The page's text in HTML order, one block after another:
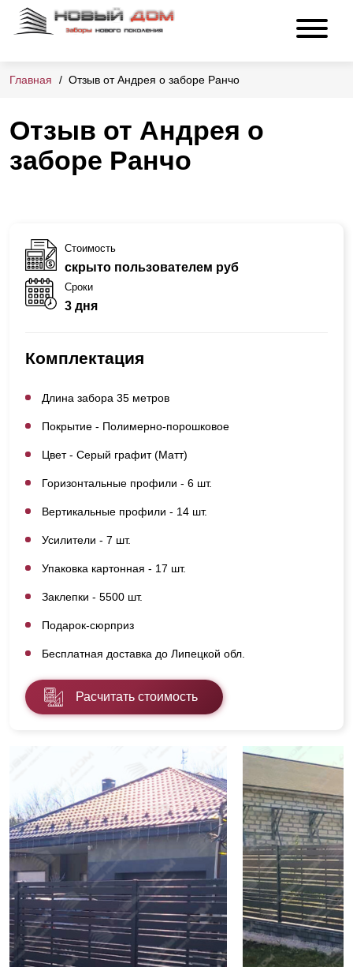
Главная Отзыв от Андрея о заборе Ранчо
Отзыв от Андрея о
заборе Ранчо
Стоимость
скрыто пользователем руб
Сроки
3 дня
Комплектация
Длина забора 35 метров
Покрытие - Полимерно-порошковое
Цвет - Серый графит (Матт)
Горизонтальные профили - 6 шт.
Вертикальные профили - 14 шт.
Усилители - 7 шт.
Упаковка картонная - 17 шт.
Заклепки - 5500 шт.
Подарок-сюрприз
Бесплатная доставка до Липецкой обл.
Расчитать стоимость